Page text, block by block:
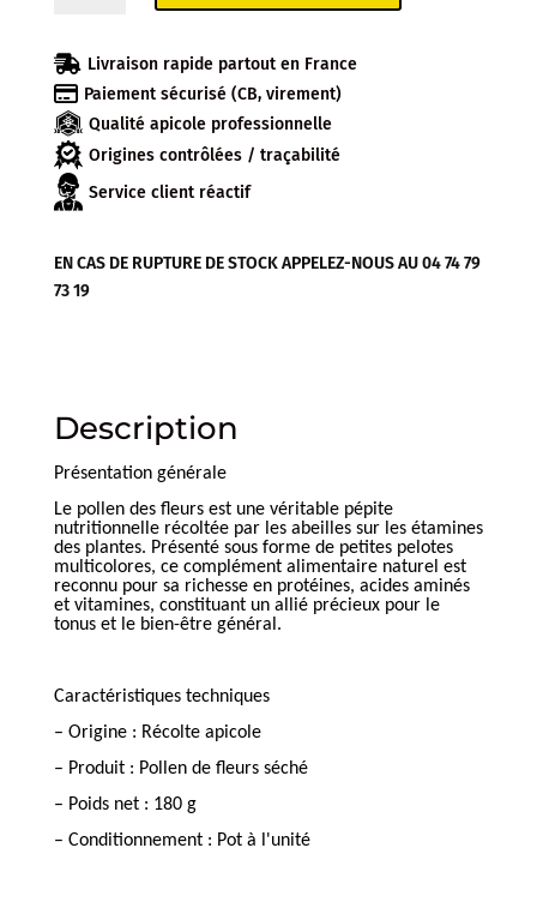
POLLEN
à
l'unité
180g
 Livraison rapide partout en France
 Paiement sécurisé (CB, virement)
Qualité apicole professionnelle
Origines contrôlées / traçabilité
Service client réactif
EN CAS DE RUPTURE DE STOCK APPELEZ-NOUS AU 04 74 79
73 19
Description
Présentation générale
Le pollen des fleurs est une véritable pépite
nutritionnelle récoltée par les abeilles sur les étamines
des plantes. Présenté sous forme de petites pelotes
multicolores, ce complément alimentaire naturel est
reconnu pour sa richesse en protéines, acides aminés
et vitamines, constituant un allié précieux pour le
tonus et le bien-être général.
Caractéristiques techniques
– Origine : Récolte apicole
– Produit : Pollen de fleurs séché
– Poids net : 180 g
– Conditionnement : Pot à l'unité